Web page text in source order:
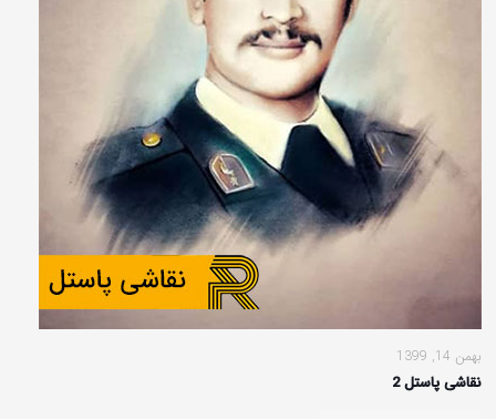
بهمن 14, 1399
نقاشی پاستل 2